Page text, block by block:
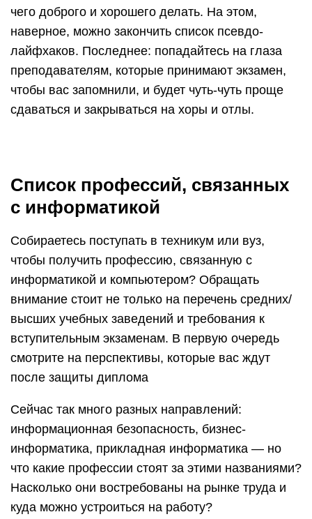
чего доброго и хорошего делать. На этом,
наверное, можно закончить список псевдо-
лайфхаков. Последнее: попадайтесь на глаза
преподавателям, которые принимают экзамен,
чтобы вас запомнили, и будет чуть-чуть проще
сдаваться и закрываться на хоры и отлы.
Список профессий, связанных
с информатикой
Собираетесь поступать в техникум или вуз,
чтобы получить профессию, связанную с
информатикой и компьютером? Обращать
внимание стоит не только на перечень средних/
высших учебных заведений и требования к
вступительным экзаменам. В первую очередь
смотрите на перспективы, которые вас ждут
после защиты диплома
Сейчас так много разных направлений:
информационная безопасность, бизнес-
информатика, прикладная информатика — но
что какие профессии стоят за этими названиями?
Насколько они востребованы на рынке труда и
куда можно устроиться на работу?